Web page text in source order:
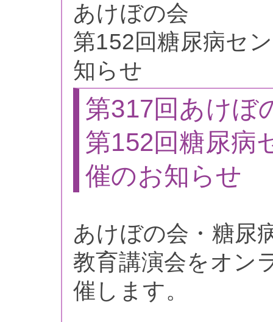
あけぼの会
第152回糖尿病セ
知らせ
第317回あけぼ
第152回糖尿病
催のお知らせ
あけぼの会・糖尿
教育講演会をオン
催します。